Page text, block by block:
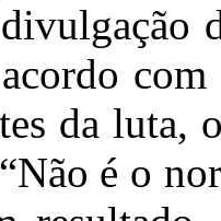
da luta,
é o